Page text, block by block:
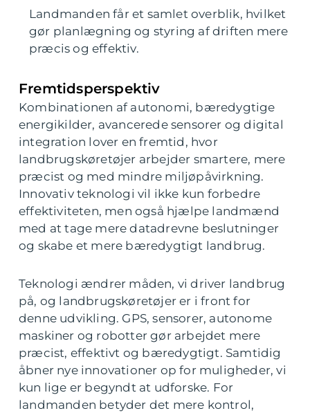
Landmanden får et samlet overblik, hvilket
gør planlægning og styring af driften mere
præcis og effektiv.
Fremtidsperspektiv
Kombinationen af autonomi, bæredygtige
energikilder, avancerede sensorer og digital
integration lover en fremtid, hvor
landbrugskøretøjer arbejder smartere, mere
præcist og med mindre miljøpåvirkning.
Innovativ teknologi vil ikke kun forbedre
effektiviteten, men også hjælpe landmænd
med at tage mere datadrevne beslutninger
og skabe et mere bæredygtigt landbrug.
Teknologi ændrer måden, vi driver landbrug
på, og landbrugskøretøjer er i front for
denne udvikling. GPS, sensorer, autonome
maskiner og robotter gør arbejdet mere
præcist, effektivt og bæredygtigt. Samtidig
åbner nye innovationer op for muligheder, vi
kun lige er begyndt at udforske. For
landmanden betyder det mere kontrol,